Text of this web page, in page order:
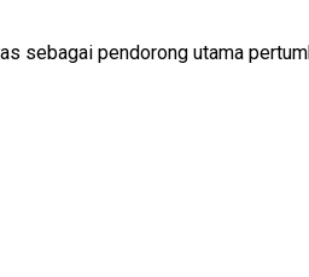
sebagai pendorong utama